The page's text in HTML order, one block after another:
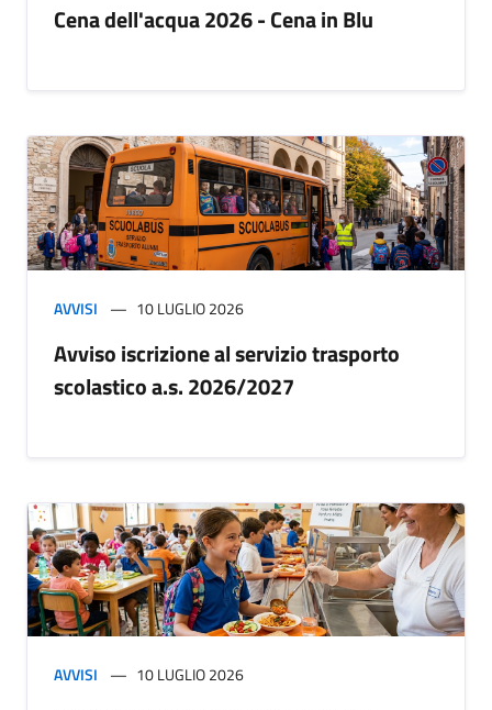
Cena dell'acqua 2026 - Cena in Blu
AVVISI 10 LUGLIO 2026
Avviso iscrizione al servizio trasporto
scolastico a.s. 2026/2027
AVVISI 10 LUGLIO 2026